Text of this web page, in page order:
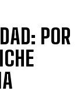
POR